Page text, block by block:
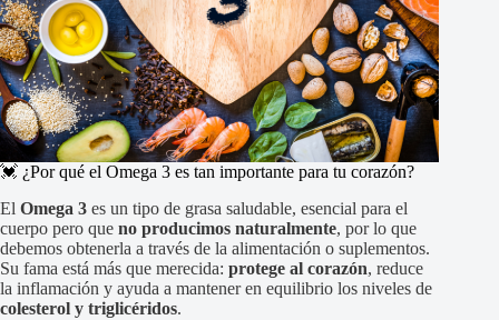
💓 ¿Por qué el Omega 3 es tan importante para tu corazón?
El Omega 3 es un tipo de grasa saludable, esencial para el
cuerpo pero que no producimos naturalmente, por lo que
debemos obtenerla a través de la alimentación o suplementos.
Su fama está más que merecida: protege al corazón, reduce
la inflamación y ayuda a mantener en equilibrio los niveles de
colesterol y triglicéridos.